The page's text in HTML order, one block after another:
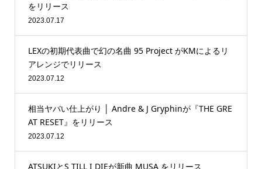
をリリース
2023.07.17
LEXの初期代表曲で幻の名曲 95 Project がKMによるリ
アレンジでリリース
2023.07.12
相当ヤバい仕上がり │ Andre & J Gryphinが『THE GRE
AT RESET』をリリース
2023.07.12
ATSUKIとS TILL I DIEが新曲 MUSA をリリース